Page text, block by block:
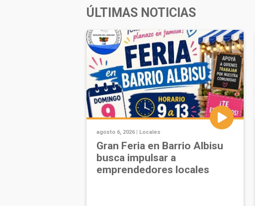
ÚLTIMAS NOTICIAS
agosto 6, 2026 | Locales
Gran Feria en Barrio Albisu
busca impulsar a
emprendedores locales